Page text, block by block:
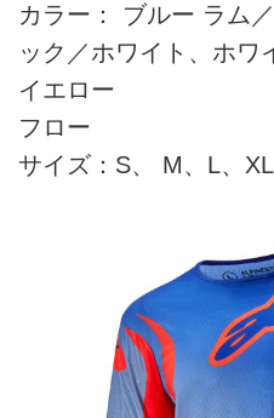
カラー： ブルー ラム
ック／ホワイト、ホワ
イエロー
フロー
サイズ：S、 M、L、XL